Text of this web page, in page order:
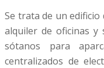
Se trata de un edificio
alquiler de oficinas y
sótanos para
centralizados de